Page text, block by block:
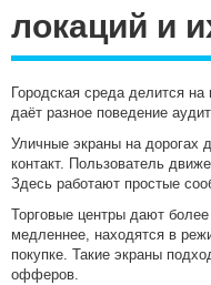
локаций и
Городская среда делится на
даёт разное поведение
Уличные экраны на дорогах
контакт. Пользователь
Здесь работают простые
Торговые центры дают
медленнее, находятся в
покупке. Такие экраны
офферов.